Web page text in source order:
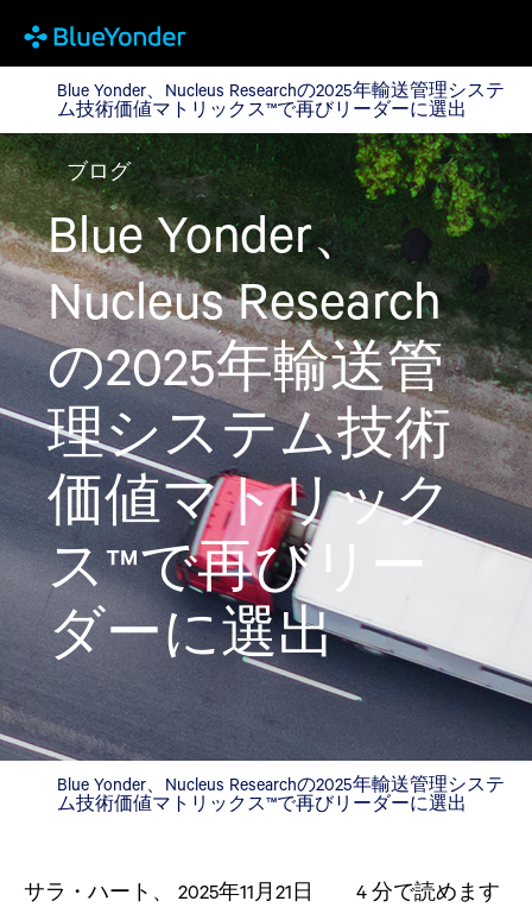
Blue Yonder、Nucleus Researchの2025年輸送管理シス
Blue Yonder、Nucleus Researchの2025年輸送管理システ
ム技術価値マトリックス™で再びリーダーに選出
ブログ
Blue Yonder、
Nucleus Research
の2025年輸送管
理システム技術
価値マトリック
ス™で再びリー
ダーに選出
Blue Yonder、Nucleus Researchの2025年輸送管理システ
ム技術価値マトリックス™で再びリーダーに選出
サラ・ハート、 2025年11月21日 4分で読めます